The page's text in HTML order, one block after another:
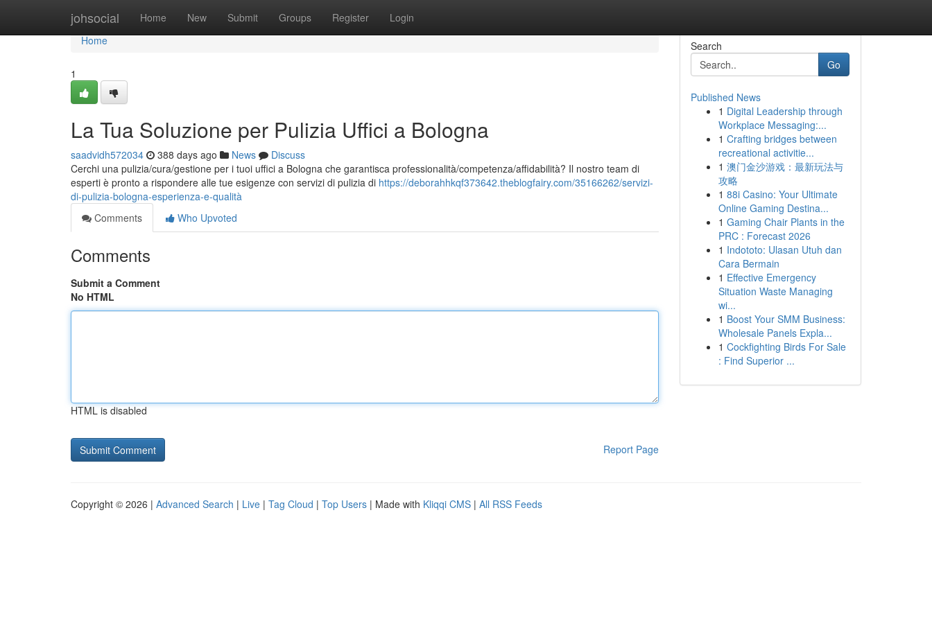
johsocial Home New Submit Groups Register Login
Home
Home
1
La Tua Soluzione per Pulizia Uffici a Bologna
saadvidh572034 388 days ago News
Discuss
Cerchi una pulizia/cura/gestione per i tuoi uffici a Bologna che garantisca professionalità/competenza/affidabilità? Il nostro team di
esperti è pronto a rispondere alle tue esigenze con servizi di pulizia di https://deborahhkqf373642.theblogfairy.com/35166262/servizi-
di-pulizia-bologna-esperienza-e-qualità
Comments
Who Upvoted
Comments
Submit a Comment
No HTML
HTML is disabled
Report Page
Search
Go
Published News
1 Digital Leadership through
Workplace Messaging:...
1 Crafting bridges between
recreational activitie...
1 澳门金沙游戏：最新玩法与
攻略
1 88i Casino: Your Ultimate
Online Gaming Destina...
1 Gaming Chair Plants in the
PRC : Forecast 2026
1 Indototo: Ulasan Utuh dan
Cara Bermain
1 Effective Emergency
Situation Waste Managing
wi...
1 Boost Your SMM Business:
Wholesale Panels Expla...
1 Cockfighting Birds For Sale
: Find Superior ...
Copyright © 2026 | Advanced Search | Live | Tag Cloud | Top Users | Made with Kliqqi CMS | All RSS Feeds